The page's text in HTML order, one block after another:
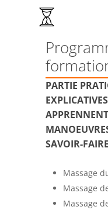
PARTIE
SAVOIR-
Massage
Massage
Massage